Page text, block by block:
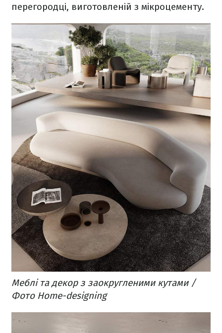
перегородці, виготовленій з мікроцементу.
Меблі та декор з заокругленими кутами /
Фото Home-designing